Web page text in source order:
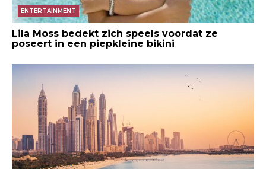
ENTERTAINMENT
Lila Moss bedekt zich speels voordat ze
poseert in een piepkleine bikini